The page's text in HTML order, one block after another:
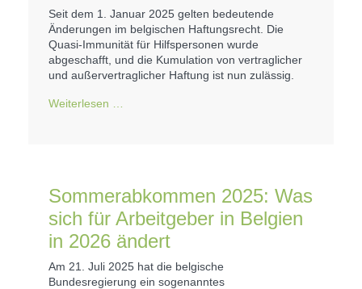
Seit dem 1. Januar 2025 gelten bedeutende
Änderungen im belgischen Haftungsrecht. Die
Quasi-Immunität für Hilfspersonen wurde
abgeschafft, und die Kumulation von vertraglicher
und außervertraglicher Haftung ist nun zulässig.
Weiterlesen …
Sommerabkommen 2025: Was
sich für Arbeitgeber in Belgien
in 2026 ändert
Am 21. Juli 2025 hat die belgische
Bundesregierung ein sogenanntes